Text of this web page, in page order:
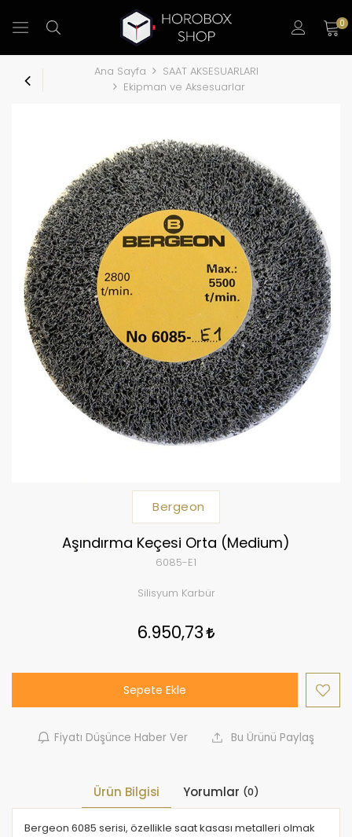
0
Ana Sayfa
SAAT AKSESUARLARI
Ekipman ve Aksesuarlar
Bergeon
Aşındırma Keçesi Orta (Medium)
6085-E1
Silisyum Karbür
6.950,73
Sepete Ekle
Fiyatı Düşünce Haber Ver Bu Ürünü Paylaş
Ürün Bilgisi Yorumlar (0)
Bergeon 6085 serisi, özellikle saat kasası metalleri olmak